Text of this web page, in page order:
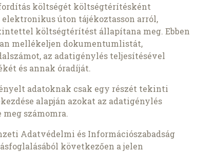
költségét költségtérítésként
úton tájékoztasson arról,
költségtérítést állapítana meg. Ebben
mellékeljen dokumentumlistát,
az adatigénylés teljesítésével
és annak óradíját.
adatoknak csak egy részét tekinti
alapján azokat az adatigénylés
számomra.
Adatvédelmi és Információszabadság
következően a jelen